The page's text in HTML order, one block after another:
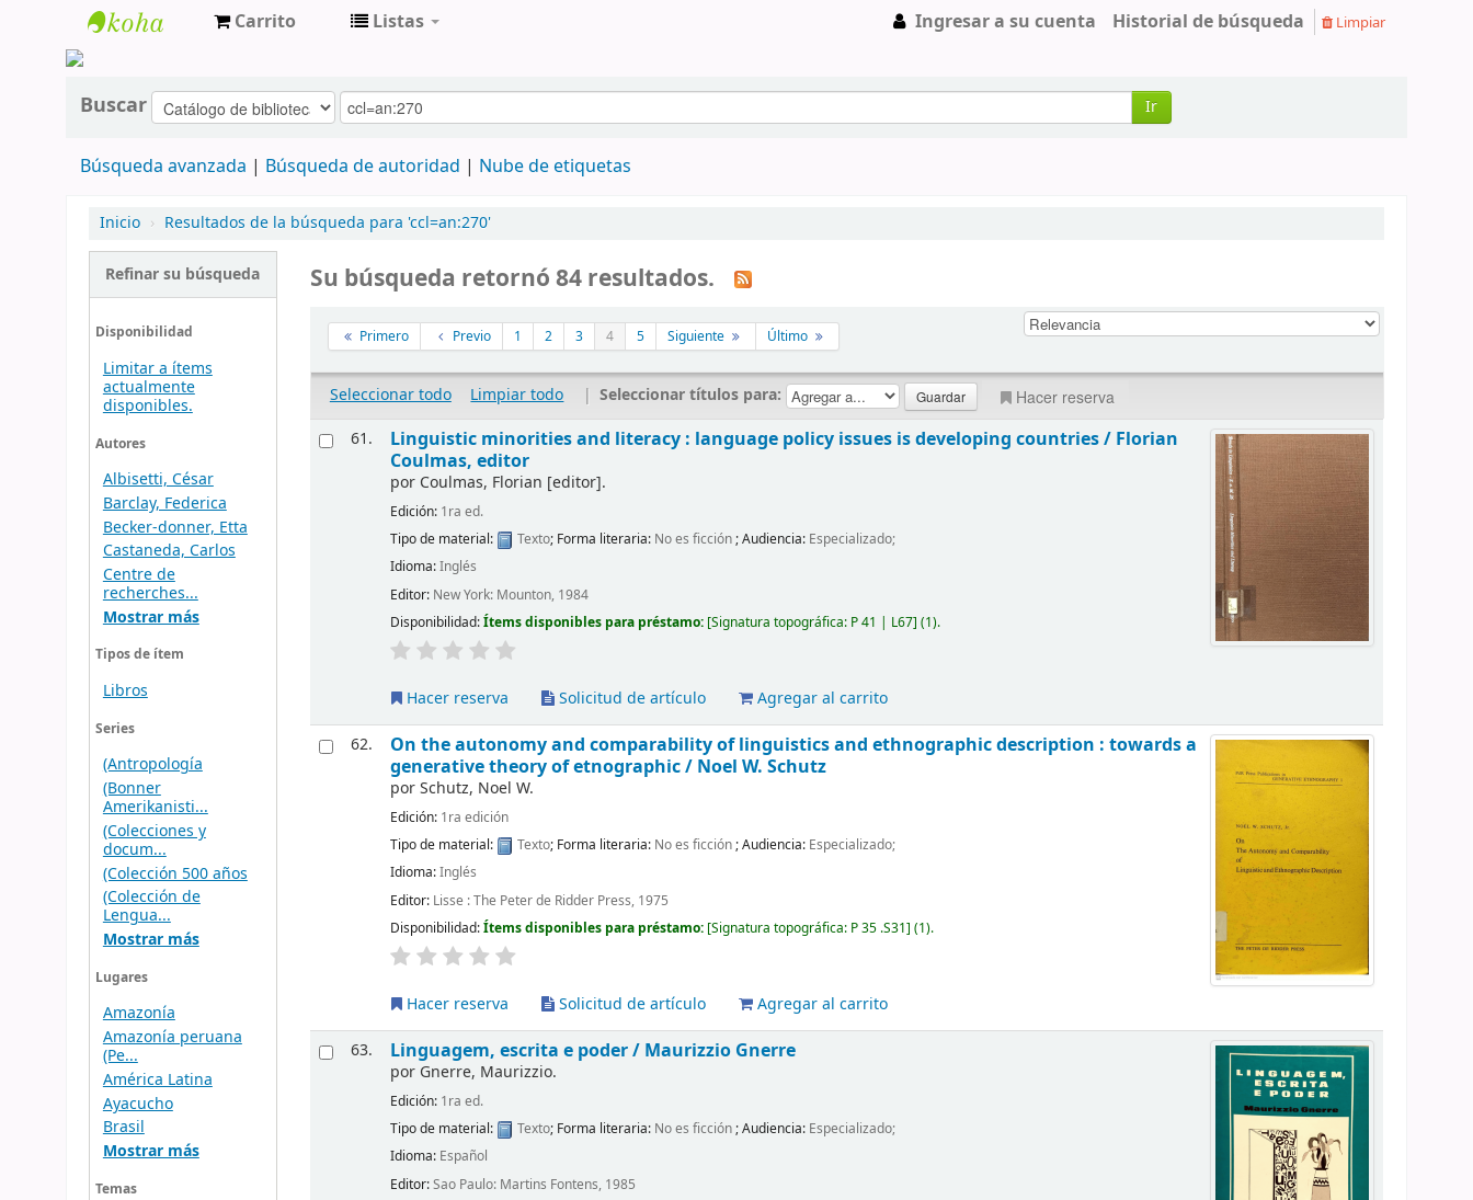
Carrito Listas Ingresar a su cuenta Historial de búsqueda Limpiar
Buscar Ir
Búsqueda avanzada Búsqueda de autoridad Nube de etiquetas
Inicio › Resultados de la búsqueda para 'ccl=an:270'
Refinar su búsqueda
Disponibilidad
Limitar a ítems
actualmente
disponibles.
Autores
Albisetti, César
Barclay, Federica
Becker-donner, Etta
Castaneda, Carlos
Centre de
recherches...
Mostrar más
Tipos de ítem
Libros
Series
(Antropología
(Bonner
Amerikanisti...
(Colecciones y
docum...
(Colección 500 años
(Colección de
Lengua...
Mostrar más
Lugares
Amazonía
Amazonía peruana
(Pe...
América Latina
Ayacucho
Brasil
Mostrar más
Temas
Su búsqueda retornó 84 resultados.
Primero Previo 1 2 3 4 5 Siguiente Último
Seleccionar todo Limpiar todo | Seleccionar títulos para: Hacer reserva
61. Linguistic minorities and literacy : language policy issues is developing countries / Florian
Coulmas, editor
por Coulmas, Florian [editor].
Edición: 1ra ed.
Tipo de material:
Texto; Forma literaria: No es ficción; Audiencia: Especializado;
Idioma:Inglés
Editor: New York: Mounton, 1984
Disponibilidad:Ítems disponibles para préstamo: Signatura topográfica: P 41 | L67 (1).
Hacer reserva Solicitud de artículo
Agregar al carrito
62.
On the autonomy and comparability of linguistics and ethnographic description : towards a
generative theory of etnographic / Noel W. Schutz
porSchutz, Noel W.
Edición: 1ra edición
Tipo de material:
Texto; Forma literaria: No es ficción; Audiencia: Especializado;
Idioma:Inglés
Editor: Lisse : The Peter de Ridder Press, 1975
Disponibilidad:Ítems disponibles para préstamo: Signatura topográfica: P 35 .S31 (1).
Hacer reserva Solicitud de artículo
Agregar al carrito
63.
Linguagem, escrita e poder / Maurizzio Gnerre
por Gnerre, Maurizzio.
Edición: 1ra ed.
Tipo de material:
Texto; Forma literaria: No es ficción; Audiencia: Especializado;
Idioma: Español
Editor:Sao Paulo: Martins Fontens, 1985